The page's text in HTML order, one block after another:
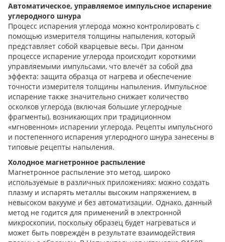
Автоматическое, управляемое импульсное испарение
углеродного шнура
Процесс испарения углерода можно контролировать с
помощью измерителя толщины напыления, который
представляет собой кварцевые весы. При данном
процессе испарение углерода происходит короткими
управляемыми импульсами, что влечёт за собой два
эффекта: защита образца от нагрева и обеспечение
точности измерителя толщины напыления. Импульсное
испарение также значительно снижает количество
осколков углерода (включая большие углеродные
фрагменты), возникающих при традиционном
«мгновенном» испарении углерода. Рецепты импульсного
и постепенного испарения углеродного шнура занесены в
типовые рецепты напыления.
Холодное магнетронное распыление
Магнетронное распыление это метод, широко
используемые в различных приложениях: можно создать
плазму и испарять металлы высоким напряжением, в
невысоком вакууме и без автоматизации. Однако, данный
метод не годится для применений в электронной
микроскопии, поскольку образец будет нагреваться и
может быть повреждён в результате взаимодействия